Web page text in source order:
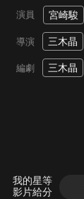
演員 宮崎駿
導演 三木晶
編劇 三木晶
我的星等
影片給分